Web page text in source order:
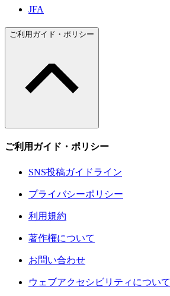
JFA
ご利用ガイド・ポリシー
ご利用ガイド・ポリシー
SNS投稿ガイドライン
プライバシーポリシー
利用規約
著作権について
お問い合わせ
ウェブアクセシビリティについて